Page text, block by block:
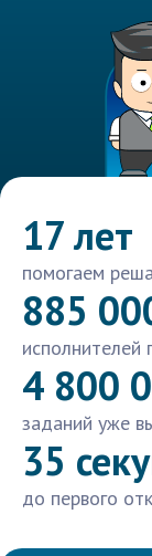
17 лет
помогаем
885
исполнителей
4 800
заданий уже
35
до первого